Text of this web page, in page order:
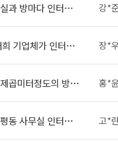
구축 아파트 거실과 방마다 인터넷 사용가능하게 랜선 공사견적 요청합니다 강*
안녕하세요? 저희 기업체가 인터넷을 LG유플러스를 이용하고있는데 전체 랜선이 너무 많고 어떤선이 메인선인지 구분이 안갑니다. 깔끔하게 랜선을 정리했으면하여 문의드립니다. 장*
안녕하세요 45제곱미터정도의 방에 랜선정리를 하려고합니다. 현재 랜선은 서버실에서 천ㅌ장을 통해 들어와 있는 상태이며 정리해야할 랜선은 15개정도입니다. 선 길이조정 및 몰딩까지 비용이 대략 얼마정도 되는지 궁금합니다. 홍*
청주 서원구 분평동 사무실 인터넷키폰이 불편해서 일반키폰으로 바꿀려고하는데 비용이 얼마나 들까요?? 9대설치예정 고*